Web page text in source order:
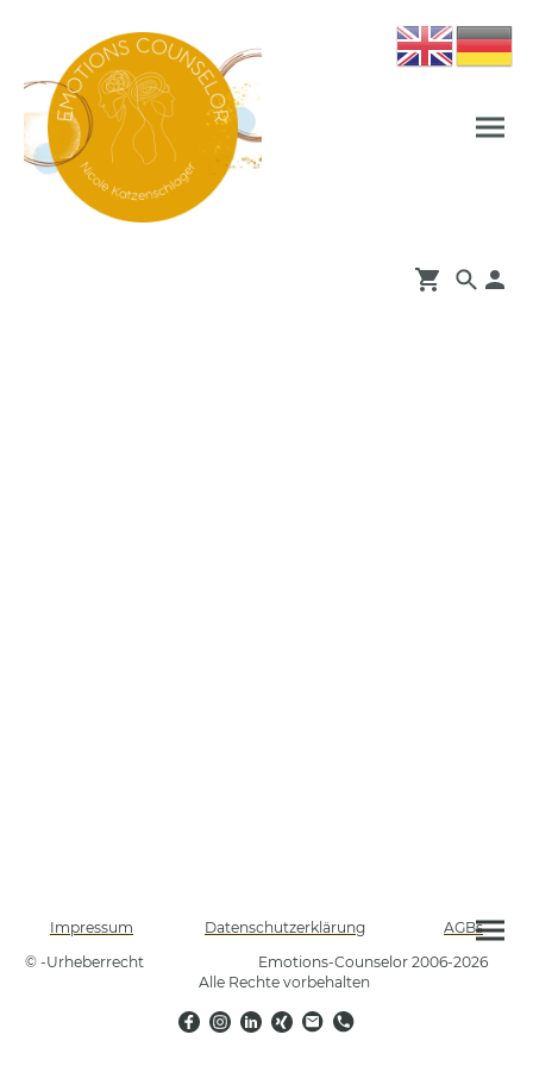
Impressum Datenschutzerklärung
AGBs
© -Urheberrecht Emotions-Counselor 2006-2026
Alle Rechte vorbehalten